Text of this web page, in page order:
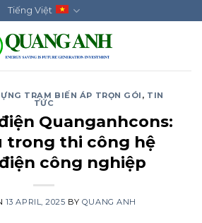
Tiếng Việt
TRẠM BIẾN ÁP TRỌN GÓI , TIN
TỨC
Quanganhcons:
trong thi công hệ
công nghiệp
13 APRIL, 2025 BY QUANG ANH